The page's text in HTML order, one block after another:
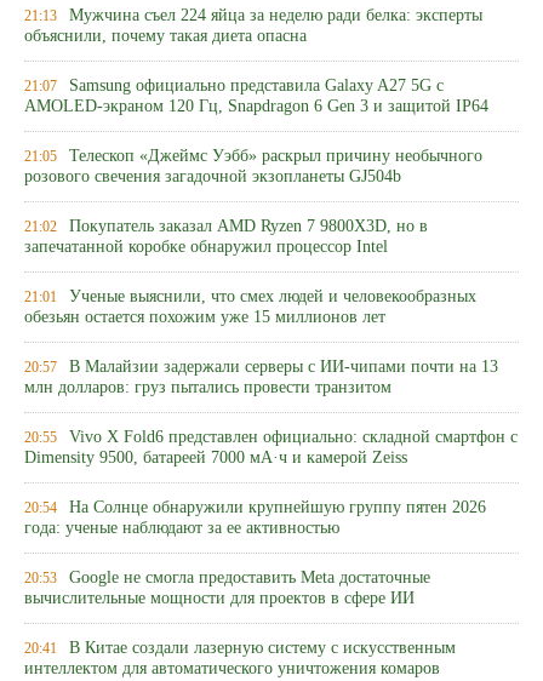
21:13 Мужчина съел 224 яйца за неделю ради белка: эксперты
объяснили, почему такая диета опасна
21:07 Samsung официально представила Galaxy A27 5G с
AMOLED-экраном 120 Гц, Snapdragon 6 Gen 3 и защитой IP64
21:05 Телескоп «Джеймс Уэбб» раскрыл причину необычного
розового свечения загадочной экзопланеты GJ504b
21:02 Покупатель заказал AMD Ryzen 7 9800X3D, но в
запечатанной коробке обнаружил процессор Intel
21:01 Ученые выяснили, что смех людей и человекообразных
обезьян остается похожим уже 15 миллионов лет
20:57 В Малайзии задержали серверы с ИИ-чипами почти на 13
млн долларов: груз пытались провести транзитом
20:55 Vivo X Fold6 представлен официально: складной смартфон с
Dimensity 9500, батареей 7000 мА·ч и камерой Zeiss
20:54 На Солнце обнаружили крупнейшую группу пятен 2026
года: ученые наблюдают за ее активностью
20:53 Google не смогла предоставить Meta достаточные
вычислительные мощности для проектов в сфере ИИ
20:41 В Китае создали лазерную систему с искусственным
интеллектом для автоматического уничтожения комаров